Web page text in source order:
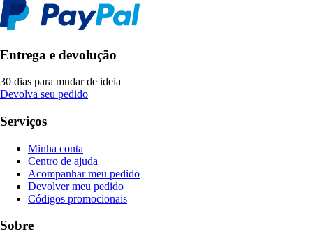
Entrega e devolução
30 dias para mudar de ideia
Devolva seu pedido
Serviços
Minha conta
Centro de ajuda
Acompanhar meu pedido
Devolver meu pedido
Códigos promocionais
Sobre